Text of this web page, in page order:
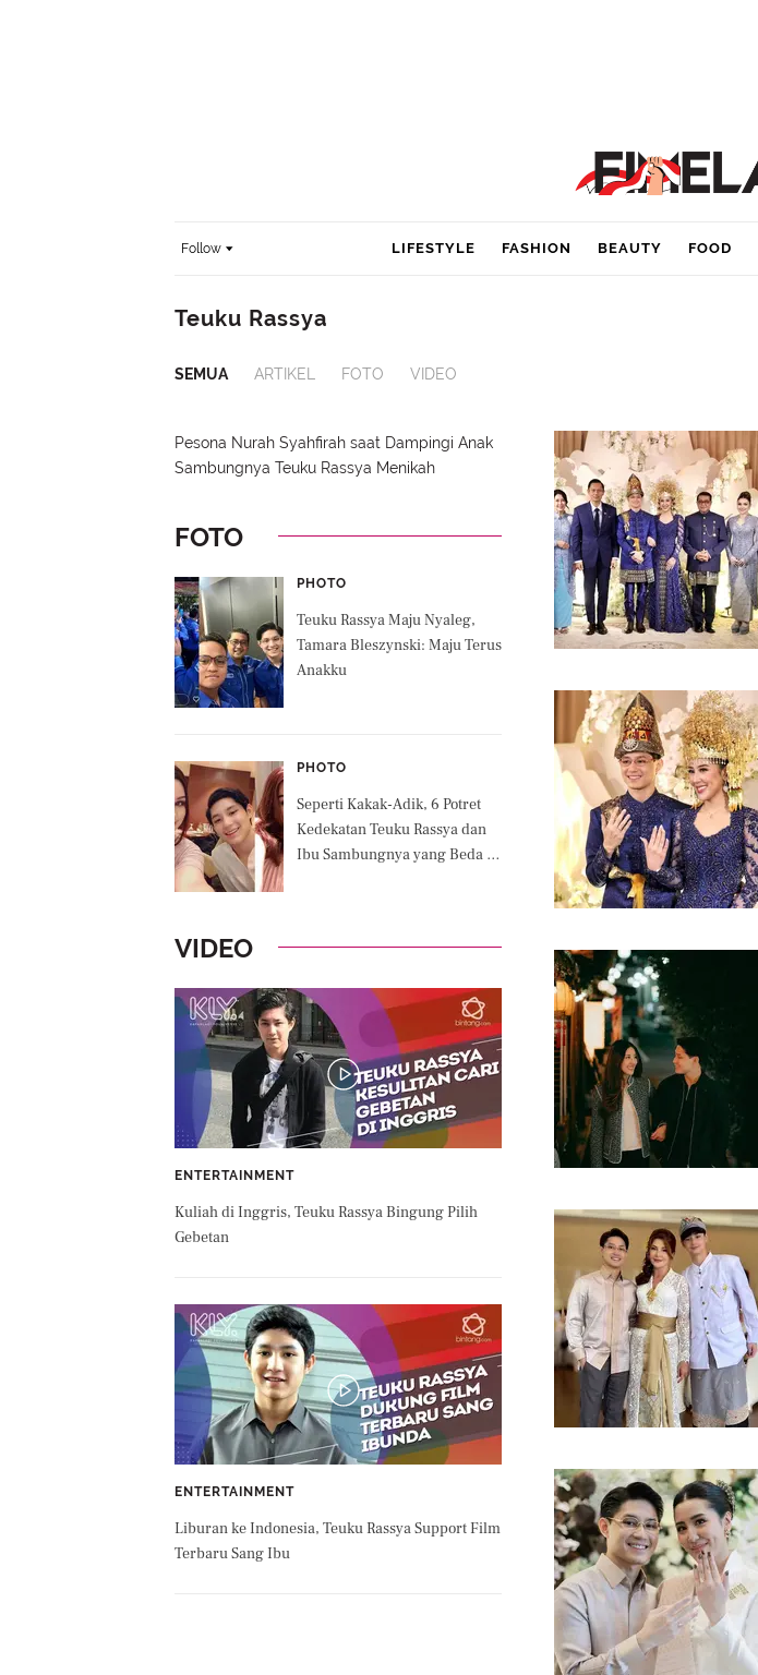
Follow LIFESTYLE FASHION BEAUTY FOOD
Teuku Rassya
SEMUA ARTIKEL FOTO VIDEO
Pesona Nurah Syahfirah saat Dampingi Anak
Sambungnya Teuku Rassya Menikah
FOTO
PHOTO
Teuku Rassya Maju Nyaleg,
Tamara Bleszynski: Maju Terus
Anakku
PHOTO
Seperti Kakak-Adik, 6 Potret
Kedekatan Teuku Rassya dan
Ibu Sambungnya yang Beda 8
VIDEO
ENTERTAINMENT
Kuliah di Inggris, Teuku Rassya Bingung Pilih
Gebetan
ENTERTAINMENT
Liburan ke Indonesia, Teuku Rassya Support Film
Terbaru Sang Ibu